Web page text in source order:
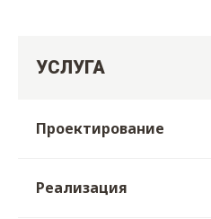
УСЛУГА
Проектирование
Реализация